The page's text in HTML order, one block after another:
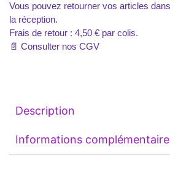
Vous pouvez retourner vos articles
la réception.
Frais de retour : 4,50 € par colis.
📄 Consulter nos CGV
Description
Informations